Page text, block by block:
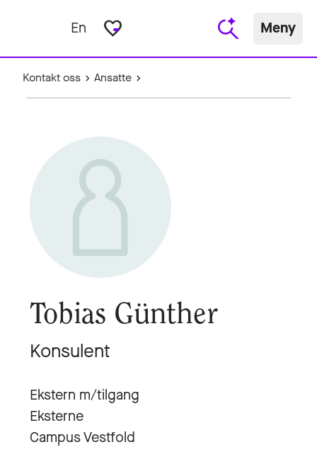
En favorite_border Meny
Kontakt oss Ansatte
Tobias Günther
Konsulent
Ekstern m/tilgang
Eksterne
Campus Vestfold